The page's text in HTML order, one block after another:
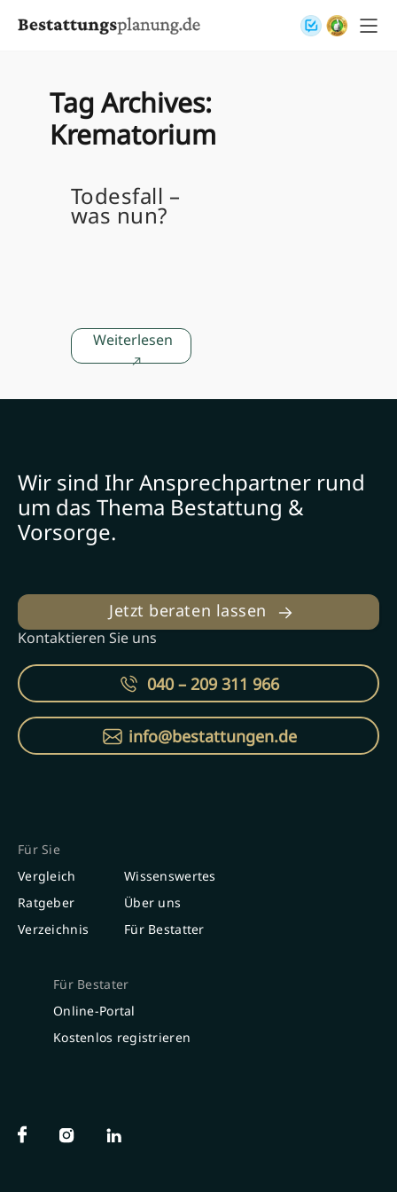
Tag Archives:
Krematorium
Todesfall –
was nun?
Weiterlesen
Wir sind Ihr Ansprechpartner rund
um das Thema Bestattung &
Vorsorge.
Jetzt beraten lassen
Kontaktieren Sie uns
040 – 209 311 966
info@bestattungen.de
Für Sie
Vergleich
Ratgeber
Verzeichnis
Wissenswertes
Über uns
Für Bestatter
Für Bestater
Online-Portal
Kostenlos registrieren